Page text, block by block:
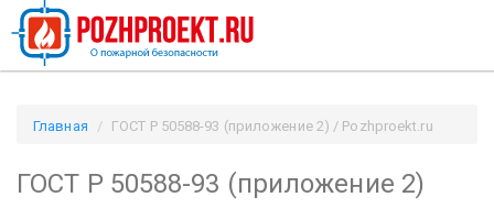
Главная ГОСТ Р 50588-93 (приложение 2) / Pozhproekt.ru
ГОСТ Р 50588-93 (приложение 2)